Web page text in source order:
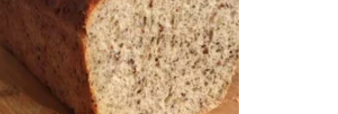
Carb